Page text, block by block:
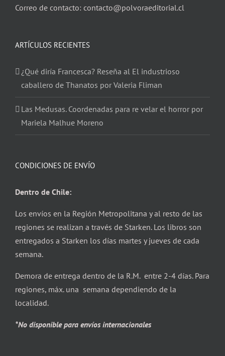
Correo de contacto: contacto@polvoraeditorial.cl
ARTÍCULOS RECIENTES
¿Qué diría Francesca? Reseña al El industrioso
caballero de Thanatos por Valeria Fliman
Las Medusas. Coordenadas para re velar el horror por
Mariela Malhue Moreno
CONDICIONES DE ENVÍO
Dentro de Chile:
Los envíos en la Región Metropolitana y al resto de las
regiones se realizan a través de Starken. Los libros son
entregados a Starken los días martes y jueves de cada
semana.
Demora de entrega dentro de la R.M. entre 2-4 días. Para
regiones, máx. una semana dependiendo de la
localidad.
*No disponible para envíos internacionales